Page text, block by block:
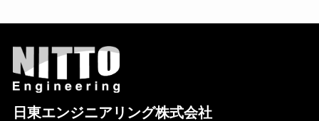
日東エンジニアリング株式会社